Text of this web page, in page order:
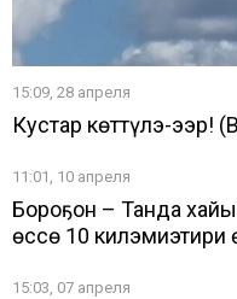
15:09, 28 апреля
Кустар көттүлэ-ээр!
11:01, 10 апреля
Бороҕон – Танда
өссө 10 килэмиэтири
15:03, 07 апреля